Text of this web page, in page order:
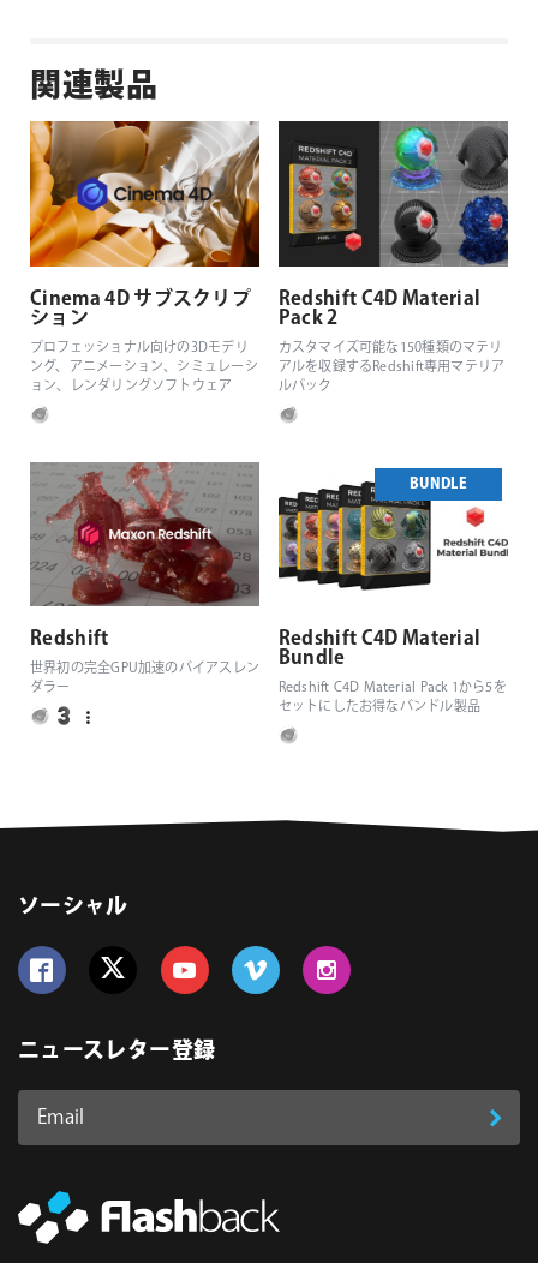
関連製品
Cinema 4D サブスクリプ
ション
プロフェッショナル向けの3Dモデリ
ング、アニメーション、シミュレーシ
ョン、レンダリングソフトウェア
Redshift C4D Material
Pack 2
カスタマイズ可能な150種類のマテリ
アルを収録するRedshift専用マテリア
ルパック
Redshift
世界初の完全GPU加速のバイアスレン
ダラー
BUNDLE
Redshift C4D Material
Bundle
Redshift C4D Material Pack 1から5を
セットにしたお得なバンドル製品
ソーシャル
ニュースレター登録
Email
ス
登